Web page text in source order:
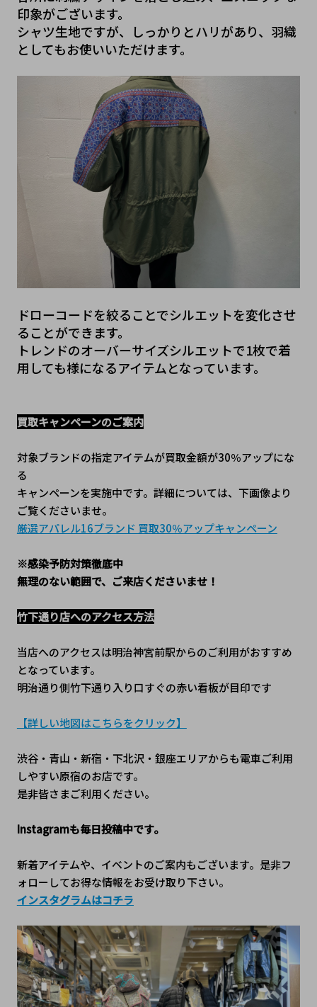
印象がございます。
シャツ生地ですが、しっかりとハリがあり、羽織
としてもお使いいただけます。
ドローコードを絞ることでシルエットを変化させ
ることができます。
トレンドのオーバーサイズシルエットで1枚で着
用しても様になるアイテムとなっています。
買取キャンペーンのご案内
対象ブランドの指定アイテムが買取金額が30％アップにな
る
キャンペーンを実施中です。詳細については、下画像より
ご覧くださいませ。
厳選アパレル16ブランド 買取30％アップキャンペーン
※感染予防対策徹底中
無理のない範囲で、ご来店くださいませ！
竹下通り店へのアクセス方法
当店へのアクセスは明治神宮前駅からのご利用がおすすめ
となっています。
明治通り側竹下通り入り口すぐの赤い看板が目印です
【詳しい地図はこちらをクリック】
渋谷・青山・新宿・下北沢・銀座エリアからも電車ご利用
しやすい原宿のお店です。
是非皆さまご利用ください。
Instagramも毎日投稿中です。
新着アイテムや、イベントのご案内もございます。是非フ
ォローしてお得な情報をお受け取り下さい。
インスタグラムはコチラ